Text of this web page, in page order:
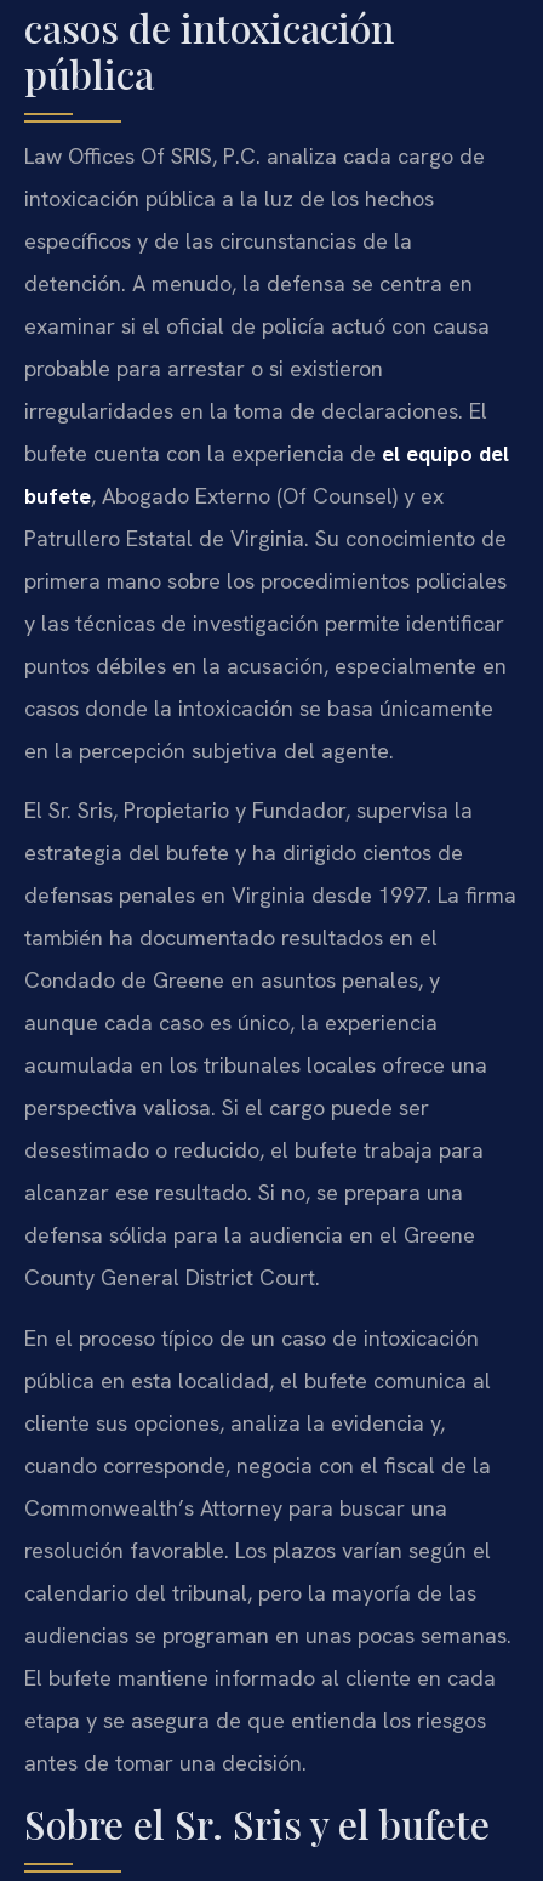
casos de intoxicación
pública
Law Offices Of SRIS, P.C. analiza cada cargo de
intoxicación pública a la luz de los hechos
específicos y de las circunstancias de la
detención. A menudo, la defensa se centra en
examinar si el oficial de policía actuó con causa
probable para arrestar o si existieron
irregularidades en la toma de declaraciones. El
bufete cuenta con la experiencia de el equipo del
bufete, Abogado Externo (Of Counsel) y ex
Patrullero Estatal de Virginia. Su conocimiento de
primera mano sobre los procedimientos policiales
y las técnicas de investigación permite identificar
puntos débiles en la acusación, especialmente en
casos donde la intoxicación se basa únicamente
en la percepción subjetiva del agente.
El Sr. Sris, Propietario y Fundador, supervisa la
estrategia del bufete y ha dirigido cientos de
defensas penales en Virginia desde 1997. La firma
también ha documentado resultados en el
Condado de Greene en asuntos penales, y
aunque cada caso es único, la experiencia
acumulada en los tribunales locales ofrece una
perspectiva valiosa. Si el cargo puede ser
desestimado o reducido, el bufete trabaja para
alcanzar ese resultado. Si no, se prepara una
defensa sólida para la audiencia en el Greene
County General District Court.
En el proceso típico de un caso de intoxicación
pública en esta localidad, el bufete comunica al
cliente sus opciones, analiza la evidencia y,
cuando corresponde, negocia con el fiscal de la
Commonwealth’s Attorney para buscar una
resolución favorable. Los plazos varían según el
calendario del tribunal, pero la mayoría de las
audiencias se programan en unas pocas semanas.
El bufete mantiene informado al cliente en cada
etapa y se asegura de que entienda los riesgos
antes de tomar una decisión.
Sobre el Sr. Sris y el bufete